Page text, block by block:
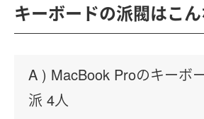
キーボードの派閥はこ
A ) MacBook Proのキーボ
派 4人